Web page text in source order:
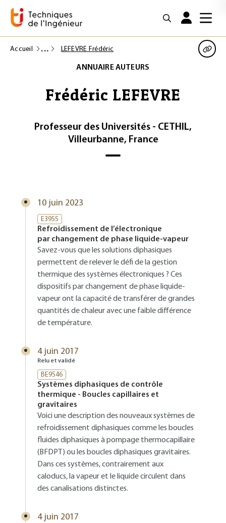
Accueil LEFEVRE Frédéric
ANNUAIRE AUTEURS
Frédéric LEFEVRE
Professeur des Universités - CETHIL,
Villeurbanne, France
10 juin 2023
E3955
Refroidissement de l’électronique
par changement de phase liquide-vapeur
Savez-vous que les solutions diphasiques
permettent de relever le défi de la gestion
thermique des systèmes électroniques ? Ces
dispositifs par changement de phase liquide-
vapeur ont la capacité de transférer de grandes
quantités de chaleur avec une faible différence
de température.
4 juin 2017
Relu et validé
BE9546
Systèmes diphasiques de contrôle
thermique - Boucles capillaires et
gravitaires
Voici une description des nouveaux systèmes de
refroidissement diphasiques comme les boucles
fluides diphasiques à pompage thermocapillaire
(BFDPT) ou les boucles diphasiques gravitaires.
Dans ces systèmes, contrairement aux
caloducs, la vapeur et le liquide circulent dans
des canalisations distinctes.
4 juin 2017